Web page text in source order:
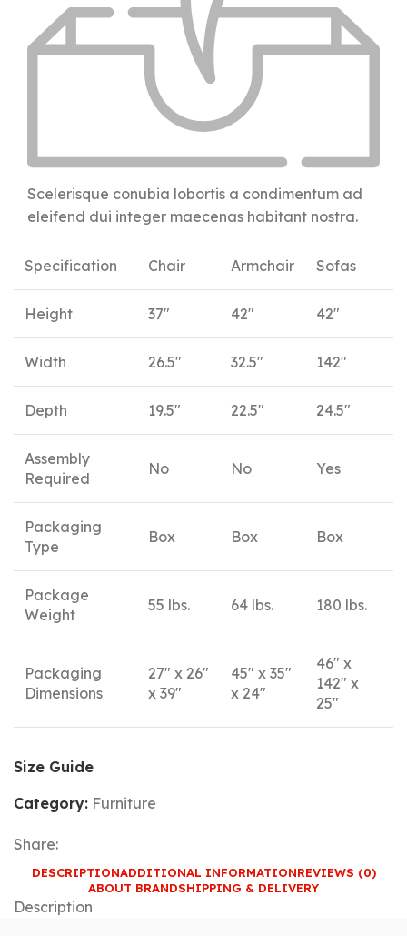
Scelerisque conubia lobortis a condimentum ad
eleifend dui integer maecenas habitant nostra.
Specification Chair Armchair Sofas
Height 37" 42" 42"
Width 26.5" 32.5" 142"
Depth 19.5" 22.5" 24.5"
Assembly
Required
No No Yes
Packaging
Type
Box Box Box
Package
Weight
55 lbs. 64 lbs. 180 lbs.
Packaging
Dimensions
27" x 26"
x 39"
45" x 35"
x 24"
46" x
142" x
25"
Size Guide
Category: Furniture
Share:
DESCRIPTIONADDITIONAL INFORMATIONREVIEWS (0)
ABOUT BRANDSHIPPING & DELIVERY
Description